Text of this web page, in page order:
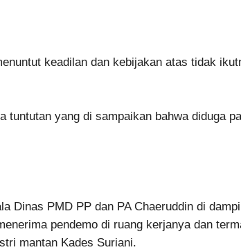
keadilan dan kebijakan atas tidak
tuntutan yang di sampaikan bahwa diduga
Dinas PMD PP dan PA Chaeruddin di
pendemo di ruang kerjanya dan
mantan Kades Suriani.